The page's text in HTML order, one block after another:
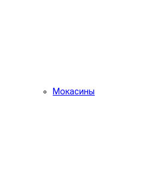
Мокасины